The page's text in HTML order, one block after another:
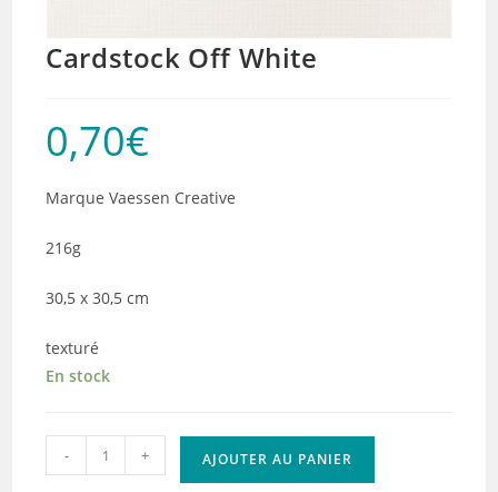
Cardstock Off White
0,70€
Marque Vaessen Creative
216g
30,5 x 30,5 cm
texturé
En stock
quantité
de
- + AJOUTER AU PANIER